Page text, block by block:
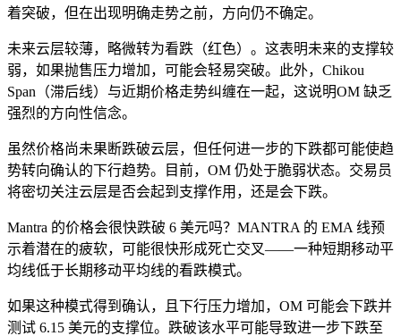
着突破，但在出现明确走势之前，方向仍不确定。
未来云层较薄，略微转为看跌（红色）。这表明未来的支撑较
弱，如果抛售压力增加，可能会轻易突破。此外，Chikou
Span（滞后线）与近期价格走势纠缠在一起，这说明OM 缺乏
强烈的方向性信念。
虽然价格尚未果断跌破云层，但任何进一步的下跌都可能使趋
势转向确认的下行趋势。目前，OM 仍处于脆弱状态。交易员
将密切关注云层是否会起到支撑作用，还是会下跌。
Mantra 的价格会很快跌破 6 美元吗？MANTRA 的 EMA 线预
示着潜在的疲软，可能很快形成死亡交叉——一种短期移动平
均线低于长期移动平均线的看跌模式。
如果这种模式得到确认，且下行压力增加，OM 可能会下跌并
测试 6.15 美元的支撑位。跌破该水平可能导致进一步下跌至